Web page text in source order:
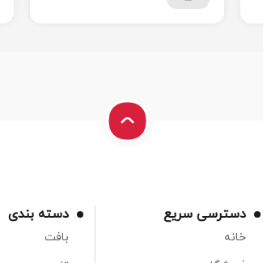
دسترسی سریع
خانه
دسته بندی
بافت